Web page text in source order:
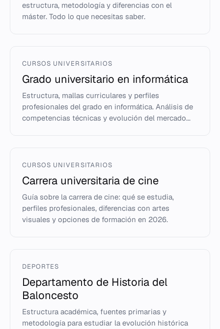
estructura, metodología y diferencias con el
máster. Todo lo que necesitas saber.
CURSOS UNIVERSITARIOS
Grado universitario en informática
Estructura, mallas curriculares y perfiles
profesionales del grado en informática. Análisis de
competencias técnicas y evolución del mercado...
CURSOS UNIVERSITARIOS
Carrera universitaria de cine
Guía sobre la carrera de cine: qué se estudia,
perfiles profesionales, diferencias con artes
visuales y opciones de formación en 2026.
DEPORTES
Departamento de Historia del
Baloncesto
Estructura académica, fuentes primarias y
metodología para estudiar la evolución histórica